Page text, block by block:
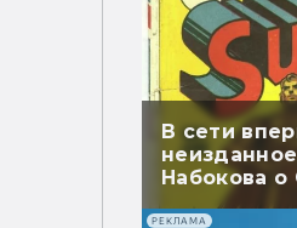
В сети
Набокова
перевели
РЕКЛАМА